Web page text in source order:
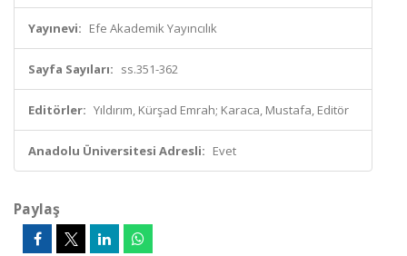
Yayınevi: Efe Akademik Yayıncılık
Sayfa Sayıları: ss.351-362
Editörler: Yıldırım, Kürşad Emrah; Karaca, Mustafa, Editör
Anadolu Üniversitesi Adresli: Evet
Paylaş